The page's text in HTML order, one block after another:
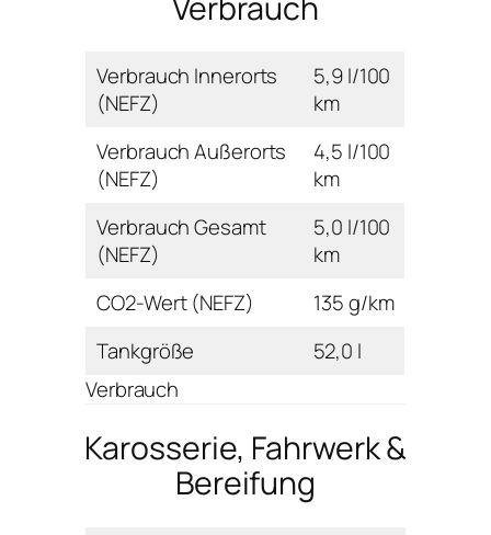
Verbrauch Innerorts
(NEFZ)
5,9 l/100
km
Verbrauch Außerorts
(NEFZ)
4,5 l/100
km
Verbrauch Gesamt
(NEFZ)
5,0 l/100
km
CO2-Wert (NEFZ)
135 g/km
Tankgröße
52,0 l
Verbrauch
Karosserie, Fahrwerk &
Bereifung